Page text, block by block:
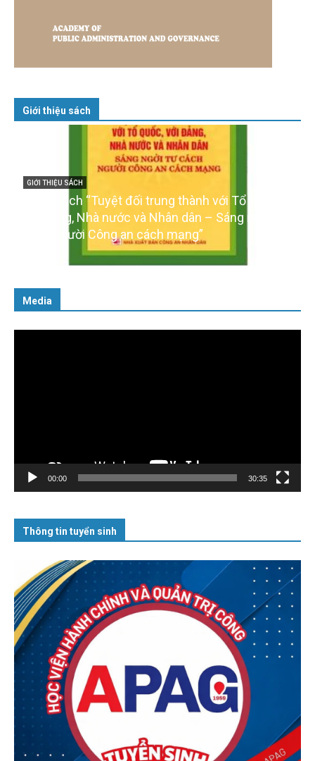
Giới thiệu sách
GIỚI THIỆU SÁCH
Cuốn sách “Tuyệt đối trung thành với Tổ quốc,
với Đảng, Nhà nước và Nhân dân – Sáng ngời tư
cách người Công an cách mạng”
Media
00:00 30:35
Thông tin tuyển sinh